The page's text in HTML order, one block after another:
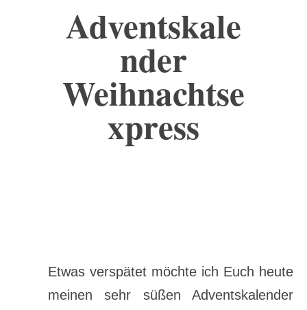
Adventskale
nder
Weihnachtse
xpress
Etwas verspätet möchte ich Euch heute
meinen sehr süßen Adventskalender